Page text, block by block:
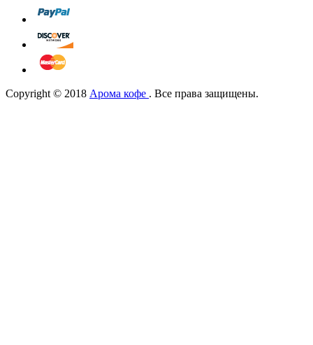
Copyright © 2018 Арома кофе . Все права защищены.